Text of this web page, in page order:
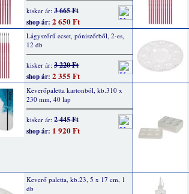
kisker ár: 3 665 Ft
shop ár: 2 650 Ft
Lágyszőrű ecset, póniszőrből, 2-es,
12 db
kisker ár: 3 220 Ft
shop ár: 2 355 Ft
Keverőpaletta kartonból, kb.310 x
230 mm, 40 lap
kisker ár: 2 445 Ft
shop ár: 1 920 Ft
Keverő paletta, kb.23, 5 x 17 cm, 1
db